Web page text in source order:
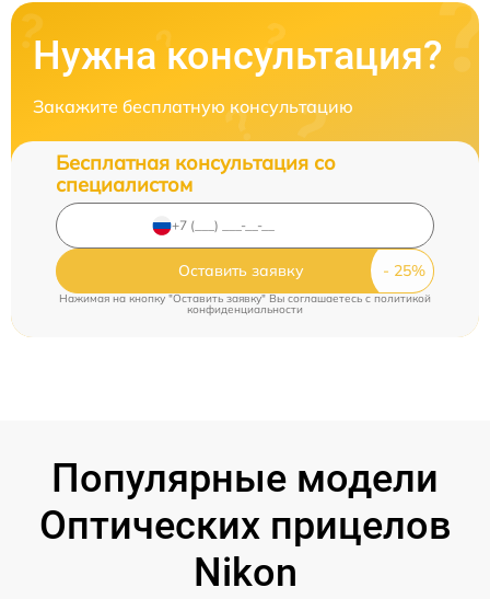
Нужна консультация?
Закажите бесплатную консультацию
Бесплатная консультация со
специалистом
Оставить заявку
Нажимая на кнопку "Оставить заявку" Вы соглашаетесь cполитикой
конфиденциальности
Популярные модели
Оптических прицелов
Nikon